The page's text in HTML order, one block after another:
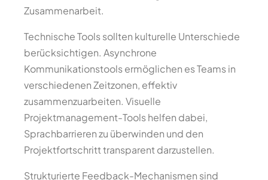
Zusammenarbeit.
Technische Tools sollten kulturelle Unterschiede
berücksichtigen. Asynchrone
Kommunikationstools ermöglichen es Teams in
verschiedenen Zeitzonen, effektiv
zusammenzuarbeiten. Visuelle
Projektmanagement-Tools helfen dabei,
Sprachbarrieren zu überwinden und den
Projektfortschritt transparent darzustellen.
Strukturierte Feedback-Mechanismen sind